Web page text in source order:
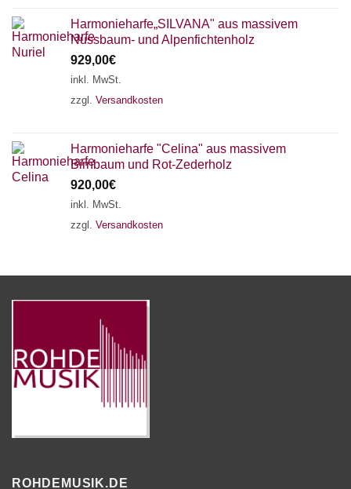
Harmonieharfe„SILVANA" aus massivem
Nussbaum- und Alpenfichtenholz
929,00€
inkl. MwSt.
zzgl. Versandkosten
Harmonieharfe "Celina" aus massivem
Birnbaum und Rot-Zederholz
920,00€
inkl. MwSt.
zzgl. Versandkosten
ROHDEMUSIK.DE